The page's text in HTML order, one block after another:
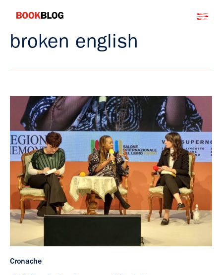
contenuto
Bookblog
broken english
Cronache